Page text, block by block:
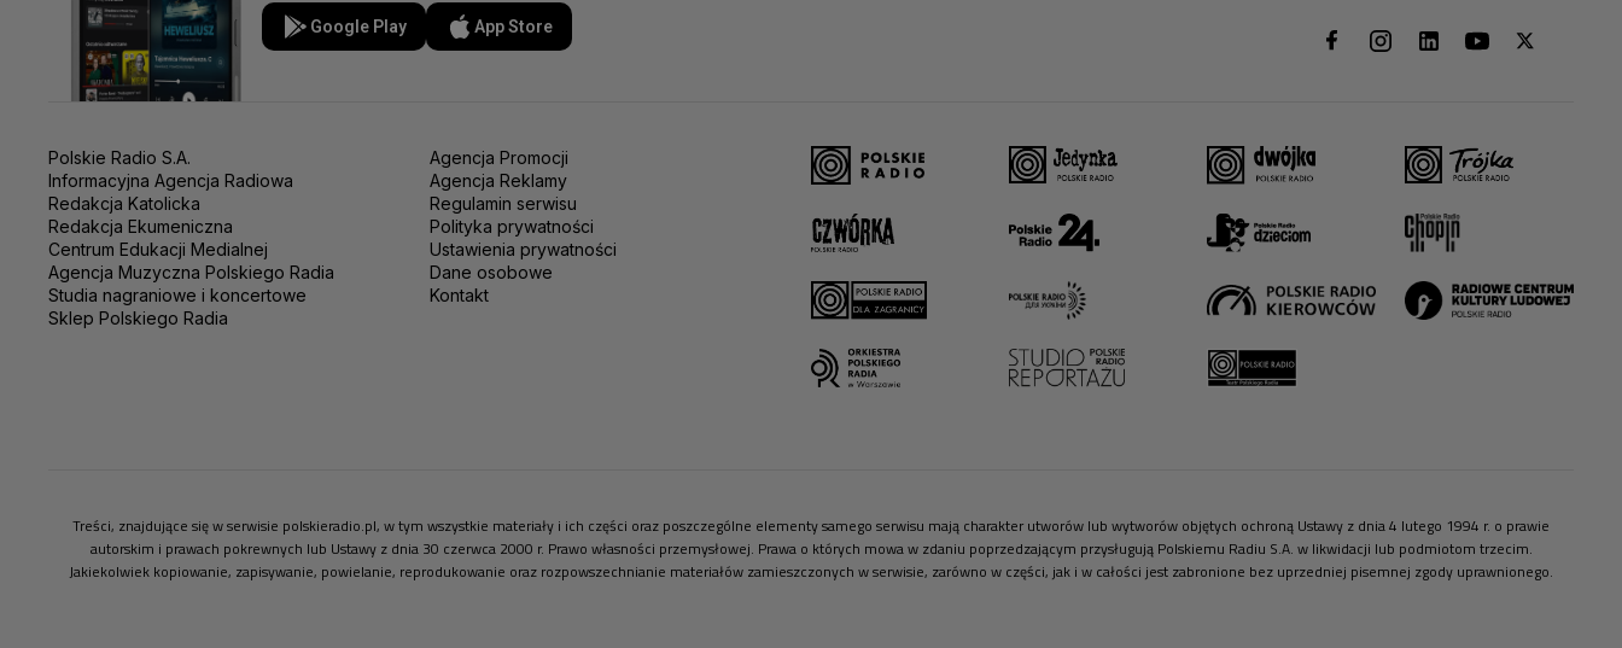
Google Play App Store
Polskie Radio S.A.
Informacyjna Agencja Radiowa
Redakcja Katolicka
Redakcja Ekumeniczna
Centrum Edukacji Medialnej
Agencja Muzyczna Polskiego Radia
Studia nagraniowe i koncertowe
Sklep Polskiego Radia
Agencja Promocji
Agencja Reklamy
Regulamin serwisu
Polityka prywatności
Ustawienia prywatności
Dane osobowe
Kontakt
Treści, znajdujące się w serwisie polskieradio.pl, w tym wszystkie materiały i ich części oraz poszczególne elementy samego serwisu mają charakter utworów lub wytworów objętych ochroną Ustawy z dnia 4 lutego 1994 r. o prawie
autorskim i prawach pokrewnych lub Ustawy z dnia 30 czerwca 2000 r. Prawo własności przemysłowej. Prawa o których mowa w zdaniu poprzedzającym przysługują Polskiemu Radiu S.A. w likwidacji lub podmiotom trzecim.
Jakiekolwiek kopiowanie, zapisywanie, powielanie, reprodukowanie oraz rozpowszechnianie materiałów zamieszczonych w serwisie, zarówno w części, jak i w całości jest zabronione bez uprzedniej pisemnej zgody uprawnionego.